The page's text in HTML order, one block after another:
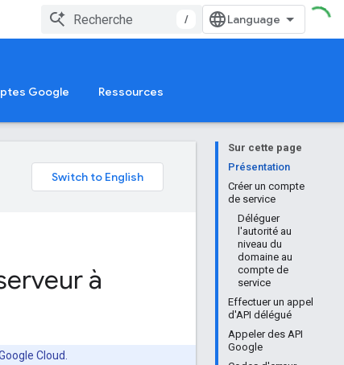
/
Google Ressources
Sur cette page
Présentation
Créer un compte
de service
Déléguer
l'autorité au
niveau du
domaine au
compte de
service
Effectuer un appel
d'API délégué
Appeler des API
Google
à
Cloud.